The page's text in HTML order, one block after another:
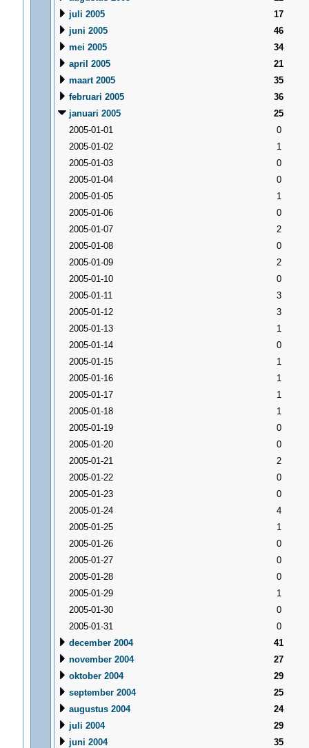
juli 2005
17
juni 2005
46
mei 2005
34
april 2005
21
maart 2005
35
februari 2005
36
januari 2005
25
2005-01-01
0
2005-01-02
1
2005-01-03
0
2005-01-04
0
2005-01-05
1
2005-01-06
0
2005-01-07
2
2005-01-08
0
2005-01-09
2
2005-01-10
0
2005-01-11
3
2005-01-12
3
2005-01-13
1
2005-01-14
0
2005-01-15
1
2005-01-16
1
2005-01-17
1
2005-01-18
1
2005-01-19
0
2005-01-20
0
2005-01-21
2
2005-01-22
0
2005-01-23
0
2005-01-24
4
2005-01-25
1
2005-01-26
0
2005-01-27
0
2005-01-28
0
2005-01-29
1
2005-01-30
0
2005-01-31
0
december 2004
41
november 2004
27
oktober 2004
29
september 2004
25
augustus 2004
24
juli 2004
29
juni 2004
35